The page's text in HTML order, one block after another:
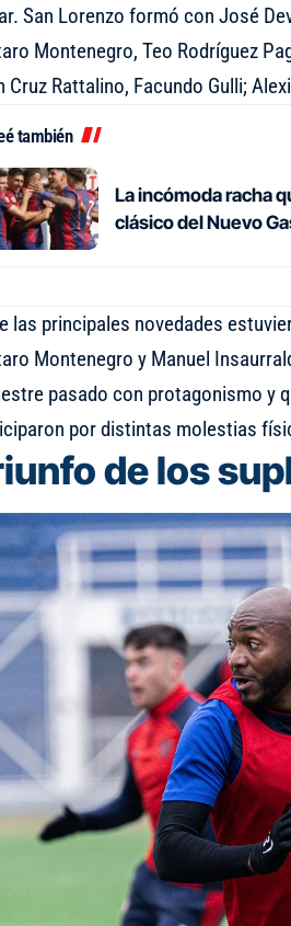
San Lorenzo formó con José
Montenegro, Teo Rodríguez
Cruz Rattalino, Facundo Gulli;
también
La incómoda racha
clásico del Nuevo
las principales novedades
Montenegro y Manuel
pasado con protagonismo y
por distintas molestias
de los